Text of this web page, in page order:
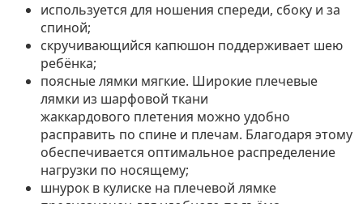
используется для ношения спереди, сбоку и за
спиной;
скручивающийся капюшон поддерживает шею
ребёнка;
поясные лямки мягкие. Широкие плечевые
лямки из шарфовой ткани
жаккардового плетения можно удобно
расправить по спине и плечам. Благодаря этому
обеспечивается оптимальное распределение
нагрузки по носящему;
шнурок в кулиске на плечевой лямке